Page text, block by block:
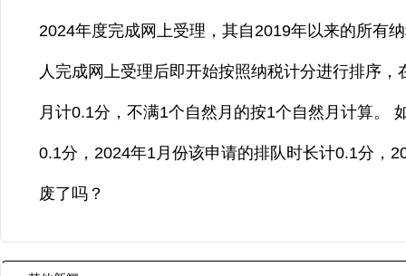
2024年度完成网上受理，其自2019年以来的所有
人完成网上受理后即开始按照纳税计分进行排序
月计0.1分，不满1个自然月的按1个自然月计算。
0.1分，2024年1月份该申请的排队时长计0.1分，
废了吗？